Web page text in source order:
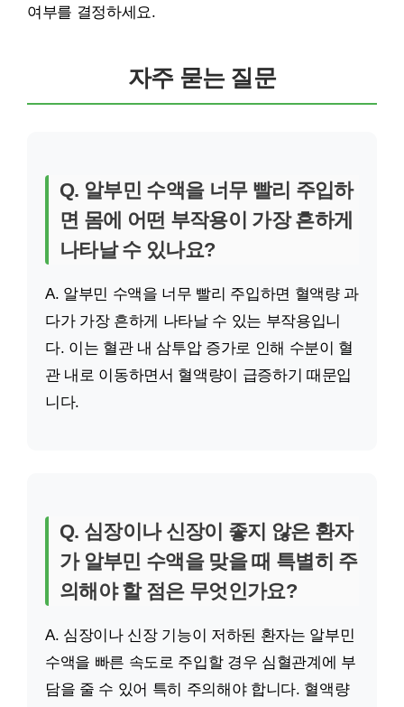
여부를 결정하세요.
자주 묻는 질문
Q. 알부민 수액을 너무 빨리 주입하
면 몸에 어떤 부작용이 가장 흔하게
나타날 수 있나요?
A. 알부민 수액을 너무 빨리 주입하면 혈액량 과
다가 가장 흔하게 나타날 수 있는 부작용입니
다. 이는 혈관 내 삼투압 증가로 인해 수분이 혈
관 내로 이동하면서 혈액량이 급증하기 때문입
니다.
Q. 심장이나 신장이 좋지 않은 환자
가 알부민 수액을 맞을 때 특별히 주
의해야 할 점은 무엇인가요?
A. 심장이나 신장 기능이 저하된 환자는 알부민
수액을 빠른 속도로 주입할 경우 심혈관계에 부
담을 줄 수 있어 특히 주의해야 합니다. 혈액량